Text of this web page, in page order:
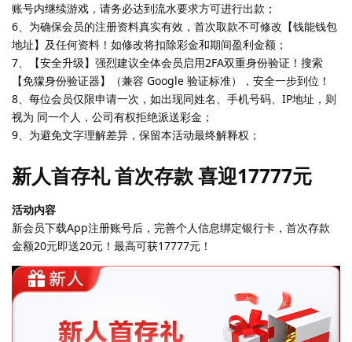
账号内继续游戏，请务必达到流水要求方可进行出款；
6、为确保会员的注册资料真实有效，首次取款不可修改【钱能钱包
地址】及任何资料！如修改将扣除彩金和期间盈利金额；
7、【安全升级】强烈建议全体会员启用2FA双重身份验证！搜索
【免獴身份验证器】（兼容 Google 验证标准），安全一步到位！
8、每位会员仅限申请一次，如出现同姓名、手机号码、IP地址，则
视为 同一个人，公司有权拒绝派送彩金；
9、为避免文字理解差异，保留本活动最终解释权；
新人首存礼 首次存款 喜迎17777元
活动内容
新会员下载App注册账号后，完善个人信息绑定银行卡，首次存款
金额20元即送20元！最高可获17777元！